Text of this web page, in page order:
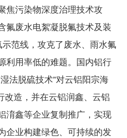
焦污染物深度治理技术攻
氟废水电絮凝脱氟技术及装
范线，攻克了废水、雨水氟
利用率低的难题。国内铝行
法脱硫技术”对云铝阳宗海
改造，并在云铝润鑫、云铝
淯鑫等企业复制推广，实现
企业构建绿色、可持续的发